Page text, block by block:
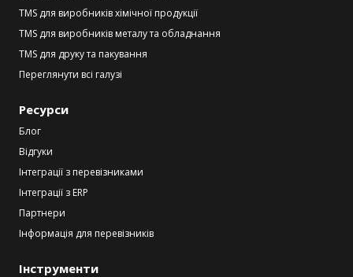
TMS для виробників хімічної продукції
TMS для виробників металу та обладнання
TMS для друку та пакування
Переглянути всі галузі
Ресурси
Блог
Відгуки
Інтеграції з перевізниками
Інтеграції з ERP
Партнери
Інформація для перевізників
Інструменти